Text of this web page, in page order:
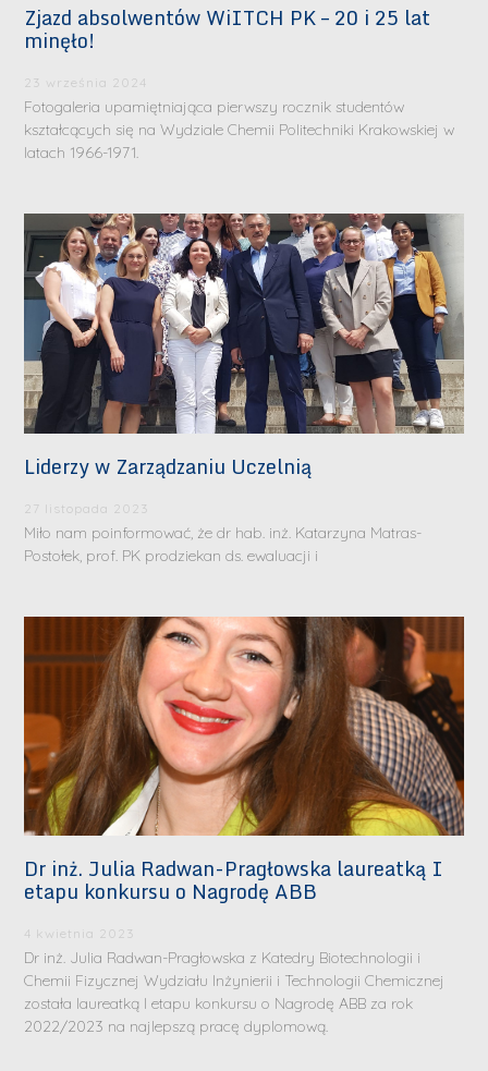
Zjazd absolwentów WiITCH PK – 20 i 25 lat
minęło!
23 września 2024
Fotogaleria upamiętniająca pierwszy rocznik studentów
kształcących się na Wydziale Chemii Politechniki Krakowskiej w
latach 1966-1971.
Liderzy w Zarządzaniu Uczelnią
27 listopada 2023
Miło nam poinformować, że dr hab. inż. Katarzyna Matras-
Postołek, prof. PK prodziekan ds. ewaluacji i
Dr inż. Julia Radwan-Pragłowska laureatką I
etapu konkursu o Nagrodę ABB
4 kwietnia 2023
Dr inż. Julia Radwan-Pragłowska z Katedry Biotechnologii i
Chemii Fizycznej Wydziału Inżynierii i Technologii Chemicznej
została laureatką I etapu konkursu o Nagrodę ABB za rok
2022/2023 na najlepszą pracę dyplomową.